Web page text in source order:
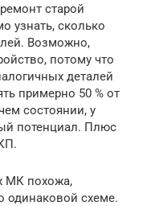
старой
узнать, сколько
Возможно,
потому что
деталей
примерно 50 % от
состоянии, у
потенциал. Плюс
МК похожа,
одинаковой схеме.